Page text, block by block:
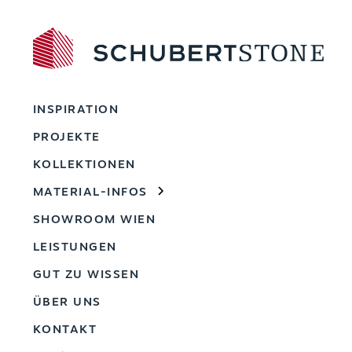
INSPIRATION
PROJEKTE
KOLLEKTIONEN
MATERIAL-INFOS
SHOWROOM WIEN
LEISTUNGEN
GUT ZU WISSEN
ÜBER UNS
KONTAKT